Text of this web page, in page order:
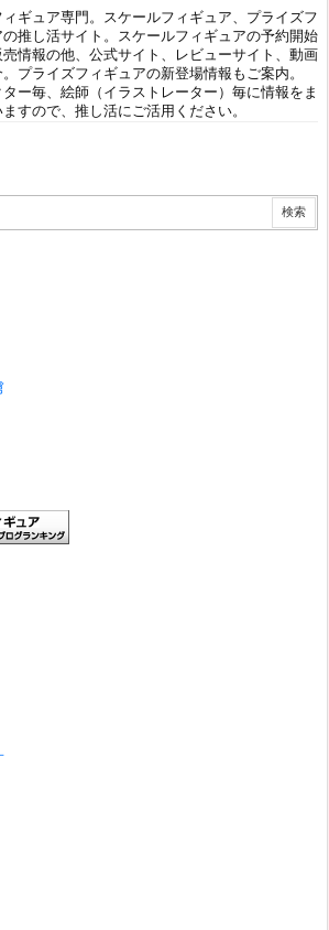
ギュア専門。スケールフィギュア、プライズフ
の推し活サイト。スケールフィギュアの予約開始
情報の他、公式サイト、レビューサイト、動画
プライズフィギュアの新登場情報もご案内。
ター毎、絵師（イラストレーター）毎に情報をま
すので、推し活にご活用ください。